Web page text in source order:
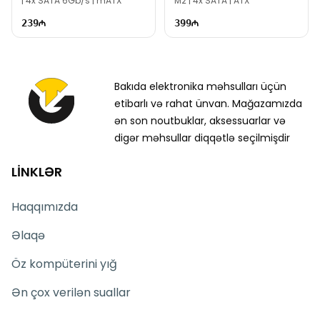
239 399
Bakıda elektronika məhsulları üçün
etibarlı və rahat ünvan. Mağazamızda
ən son noutbuklar, aksessuarlar və
digər məhsullar diqqətlə seçilmişdir
LİNKLƏR
Haqqımızda
Əlaqə
Öz kompüterini yığ
Ən çox verilən suallar